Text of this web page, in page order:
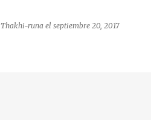
Thakhi-runa el septiembre 20, 2017